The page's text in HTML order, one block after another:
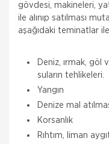
gövdesi, makineleri,
ile alınıp satılması
aşağıdaki teminatlar
Deniz, ırmak, göl
suların tehlikeleri.
Yangın
Denize mal
Korsanlık
Rıhtım, liman